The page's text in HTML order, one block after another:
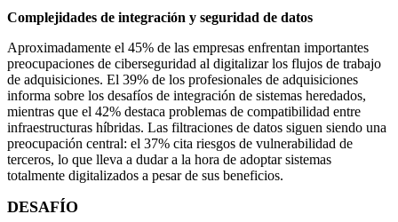
Complejidades de integración y seguridad de datos
Aproximadamente el 45% de las empresas enfrentan importantes
preocupaciones de ciberseguridad al digitalizar los flujos de trabajo
de adquisiciones. El 39% de los profesionales de adquisiciones
informa sobre los desafíos de integración de sistemas heredados,
mientras que el 42% destaca problemas de compatibilidad entre
infraestructuras híbridas. Las filtraciones de datos siguen siendo una
preocupación central: el 37% cita riesgos de vulnerabilidad de
terceros, lo que lleva a dudar a la hora de adoptar sistemas
totalmente digitalizados a pesar de sus beneficios.
DESAFÍO